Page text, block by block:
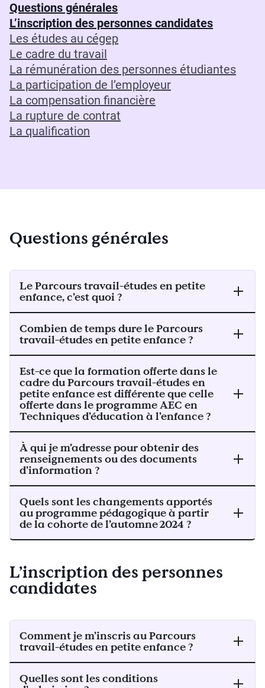
Questions générales
L’inscription des personnes candidates
Les études au cégep
Le cadre du travail
La rémunération des personnes étudiantes
La participation de l’employeur
La compensation financière
La rupture de contrat
La qualification
Questions générales
Le Parcours travail-études en petite
enfance, c’est quoi ?
Combien de temps dure le Parcours
travail-études en petite enfance ?
Est-ce que la formation offerte dans le
cadre du Parcours travail-études en
petite enfance est différente que celle
offerte dans le programme AEC en
Techniques d’éducation à l’enfance ?
À qui je m’adresse pour obtenir des
renseignements ou des documents
d’information ?
Quels sont les changements apportés
au programme pédagogique à partir
de la cohorte de l’automne 2024 ?
L’inscription des personnes
candidates
Comment je m’inscris au Parcours
travail-études en petite enfance ?
Quelles sont les conditions